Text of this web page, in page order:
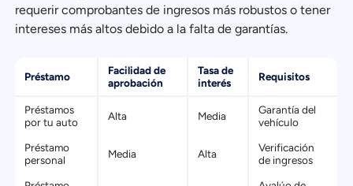
requerir comprobantes de ingresos más robustos o tener
intereses más altos debido a la falta de garantías.
Préstamo
Facilidad de
aprobación
Tasa de
interés
Requisitos
Préstamos
por tu auto
Alta Media
Garantía del
vehículo
Préstamo
personal
Media Alta
Verificación
de ingresos